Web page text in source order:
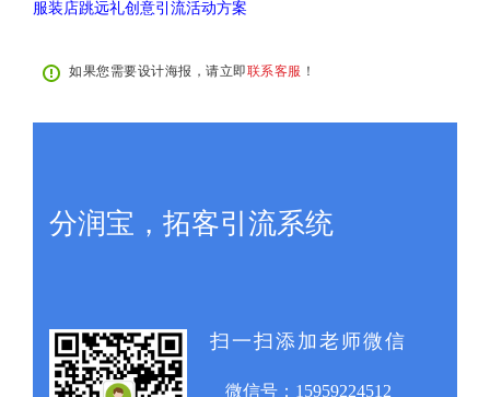
服装店跳远礼创意引流活动方案
如果您需要设计海报，请立即联系客服 ！
分润宝，拓客引流系统
扫一扫添加老师微信
微信号： 15959224512